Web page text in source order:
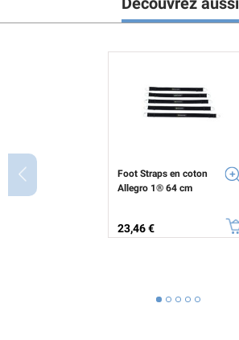
Foot Straps en coton
Allegro 1® 64 cm
Prix
23,46 €